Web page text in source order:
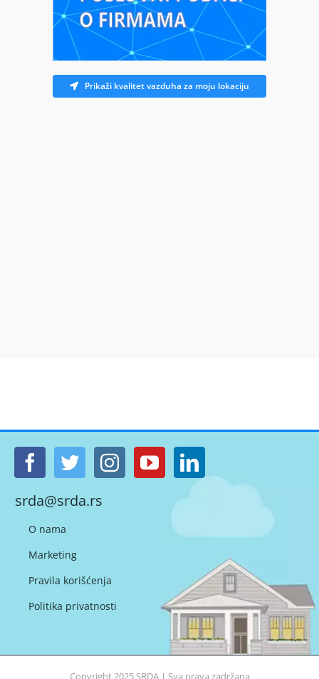
Prikaži kvalitet vazduha za moju lokaciju
srda@srda.rs
O nama
Marketing
Pravila korišćenja
Politika privatnosti
Copyright 2025 SRDA| Sva prava zadržana